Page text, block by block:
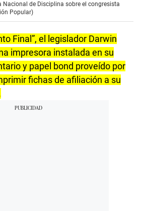
Nacional de Disciplina sobre el congresista
Popular)
Final”, el legislador Darwin
impresora instalada en su
y papel bond proveído por
fichas de afiliación a su